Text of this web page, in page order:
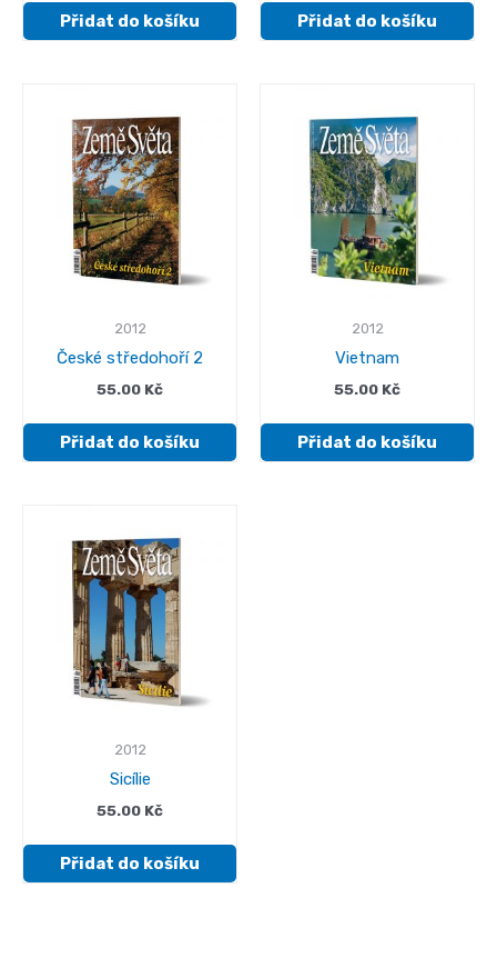
Přidat do košíku Přidat do košíku
2012
České středohoří 2
55.00 Kč
Přidat do košíku
2012
Vietnam
55.00 Kč
Přidat do košíku
2012
Sicílie
55.00 Kč
Přidat do košíku